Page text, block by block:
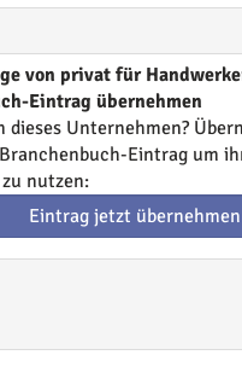
von privat für
Eintrag übernehmen
dieses Unternehmen?
Eintrag um
nutzen:
Eintrag jetzt übernehmen